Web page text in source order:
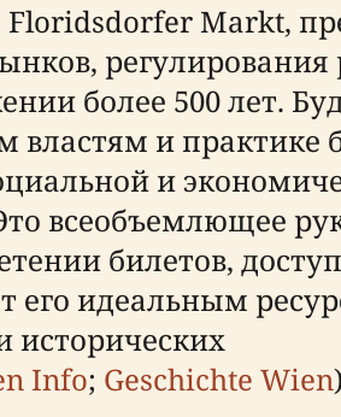
Markt,
более 500 лет.
и практике
и
всеобъемлющее
билетов,
его идеальным
исторических
Info; Geschichte Wien